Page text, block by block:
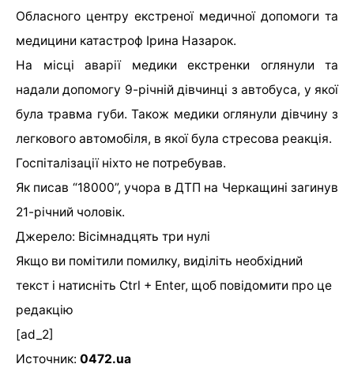
Обласного центру екстреної медичної допомоги та
медицини катастроф Ірина Назарок.
На місці аварії медики екстренки оглянули та
надали допомогу 9-річній дівчинці з автобуса, у якої
була травма губи. Також медики оглянули дівчину з
легкового автомобіля, в якої була стресова реакція.
Госпіталізації ніхто не потребував.
Як писав “18000”, учора в ДТП на Черкащині загинув
21-річний чоловік.
Джерело: Вісімнадцять три нулі
Якщо ви помітили помилку, виділіть необхідний
текст і натисніть Ctrl + Enter, щоб повідомити про це
редакцію
[ad_2]
Источник: 0472.ua